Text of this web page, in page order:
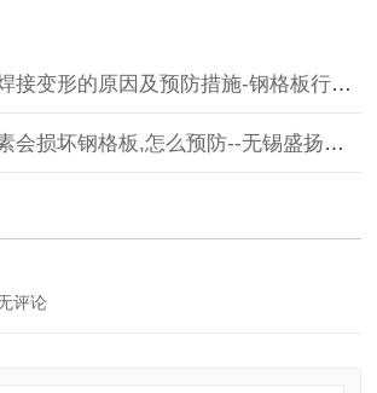
上一篇：钢格板焊接变形的原因及预防措施-钢格板行业新闻
下一篇：哪些因素会损坏钢格板,怎么预防--无锡盛扬钢格板厂
评论